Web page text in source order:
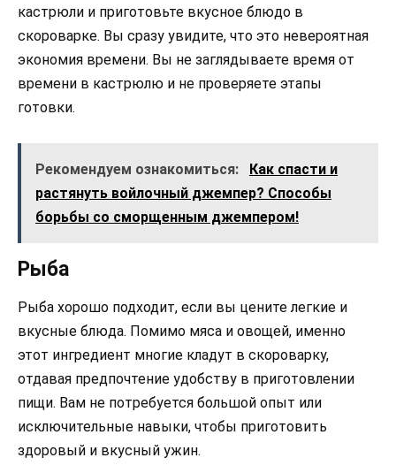
кастрюли и приготовьте вкусное блюдо в
скороварке. Вы сразу увидите, что это невероятная
экономия времени. Вы не заглядываете время от
времени в кастрюлю и не проверяете этапы
готовки.
Рекомендуем ознакомиться:
Как спасти и
растянуть войлочный джемпер? Способы
борьбы со сморщенным джемпером!
Рыба
Рыба хорошо подходит, если вы цените легкие и
вкусные блюда. Помимо мяса и овощей, именно
этот ингредиент многие кладут в скороварку,
отдавая предпочтение удобству в приготовлении
пищи. Вам не потребуется большой опыт или
исключительные навыки, чтобы приготовить
здоровый и вкусный ужин.